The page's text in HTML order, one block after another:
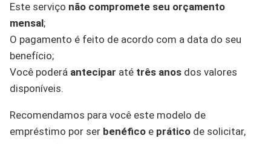
Este serviço não compromete seu orçamento
mensal;
O pagamento é feito de acordo com a data do seu
benefício;
Você poderá antecipar até três anos dos valores
disponíveis.
Recomendamos para você este modelo de
empréstimo por ser benéfico e prático de solicitar,